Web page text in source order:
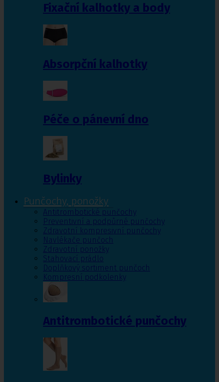
Fixační kalhotky a body
Absorpční kalhotky
Péče o pánevní dno
Bylinky
Punčochy, ponožky
Antitrombotické punčochy
Preventivní a podpůrné punčochy
Zdravotní kompresivní punčochy
Navlékače punčoch
Zdravotní ponožky
Stahovací prádlo
Doplňkový sortiment punčoch
Kompresní podkolenky
Antitrombotické punčochy